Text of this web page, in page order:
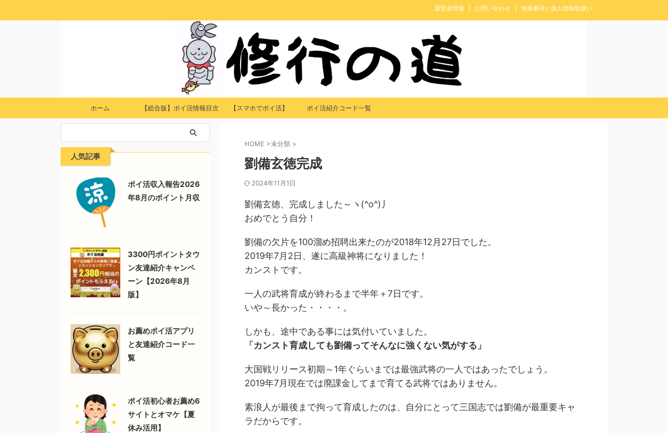
運営者情報 お問い合わせ 免責事項と個人情報取扱い
ホーム 【総合版】ポイ活情報目次 【スマホでポイ活】 ポイ活紹介コード一覧
HOME >未分類 >
劉備玄徳完成
2024年11月1日
劉備玄徳、完成しました～ヽ(^o^)丿
おめでとう自分！
劉備の欠片を100溜め招聘出来たのが2018年12月27日でした。
2019年7月2日、遂に高級神将になりました！
カンストです。
一人の武将育成が終わるまで半年＋7日です。
いや～長かった・・・・。
しかも、途中である事には気付いていました。
「カンスト育成しても劉備ってそんなに強くない気がする」
大国戦リリース初期～1年ぐらいまでは最強武将の一人ではあったでしょう。
2019年7月現在では廃課金してまで育てる武将ではありません。
素浪人が最後まで拘って育成したのは、自分にとって三国志では劉備が最重要キャ
ラだからです。
人気記事
ポイ活収入報告2026
年8月のポイント月収
3300円ポイントタウ
ン友達紹介キャンペ
ーン【2026年8月
版】
お薦めポイ活アプリ
と友達紹介コード一
覧
ポイ活初心者お薦め6
サイトとオマケ【夏
休み活用】